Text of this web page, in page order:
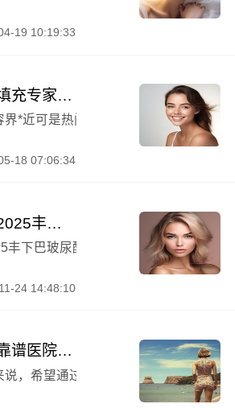
19 10:19:33
黄石玻尿酸颞部填充专家排名揭晓，曹刚琴领衔十强名录详析
界*近可是热闹非凡，玻尿酸颞部填充
18 07:06:34
黄石姐妹必看！2025丰下巴玻尿酸价格表更新，三甲医生亲测推荐
24 14:48:10
黄石玻尿酸丰胸靠谱医院与医生选择指南：费用、效果、案例及恢复期详解
说，希望通过玻尿酸填充胸部来改善身